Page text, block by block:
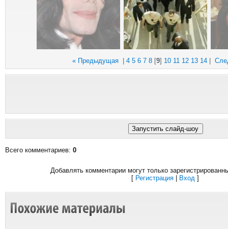
« Предыдущая |4 5 6 7 8 [9] 10 11 12 13 14 |
Всего комментариев: 0
Добавлять комментарии могут только
[ Регистрация Вход ]